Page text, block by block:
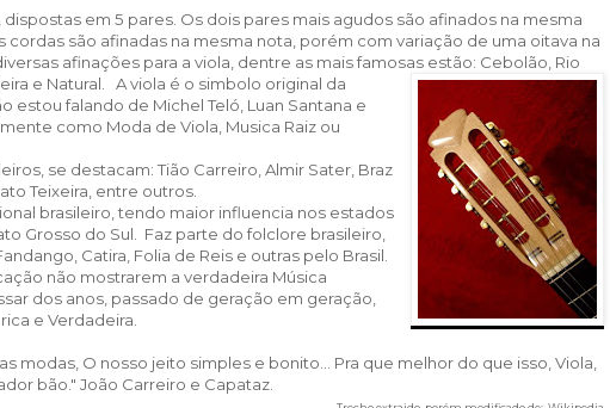
dispostas em 5 pares. Os dois pares mais agudos são afinados na mesma
cordas são afinadas na mesma nota, porém com variação de uma oitava na
afinações para a viola, dentre as mais famosas estão: Cebolão, Rio
e Natural.
A viola é o simbolo original da
estou falando de Michel Teló, Luan Santana e
como Moda de Viola, Musica Raiz ou
se destacam: Tião Carreiro, Almir Sater, Braz
Teixeira, entre outros.
brasileiro, tendo maior influencia nos estados
Grosso do Sul. Faz parte do folclore brasileiro,
Catira, Folia de Reis e outras pelo Brasil.
não mostrarem a verdadeira Música
dos anos, passado de geração em geração,
e Verdadeira.
modas, O nosso jeito simples e bonito... Pra que melhor do que isso, Viola,
bão." João Carreiro e Capataz.